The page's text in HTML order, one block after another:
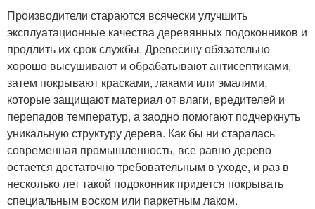
Производители стараются всячески улучшить
эксплуатационные качества деревянных подоконников и
продлить их срок службы. Древесину обязательно
хорошо высушивают и обрабатывают антисептиками,
затем покрывают красками, лаками или эмалями,
которые защищают материал от влаги, вредителей и
перепадов температур, а заодно помогают подчеркнуть
уникальную структуру дерева. Как бы ни старалась
современная промышленность, все равно дерево
остается достаточно требовательным в уходе, и раз в
несколько лет такой подоконник придется покрывать
специальным воском или паркетным лаком.